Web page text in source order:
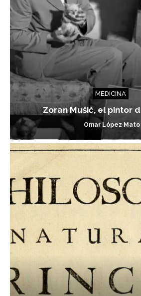
MEDICINA
Zoran Mušič, el pintor
Omar López Mato